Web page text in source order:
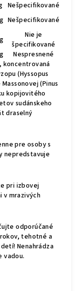
Nešpecifikované
Nešpecifikované
Nie je
špecifikované
Nespresnené
koncentrovaná
(Hyssopus
(Pinus
kopijovitého
sudánskeho
draselný
pre osoby s
nepredstavuje
pri izbovej
v mrazivých
odporúčané
tehotné a
Nenahrádza
vadou.